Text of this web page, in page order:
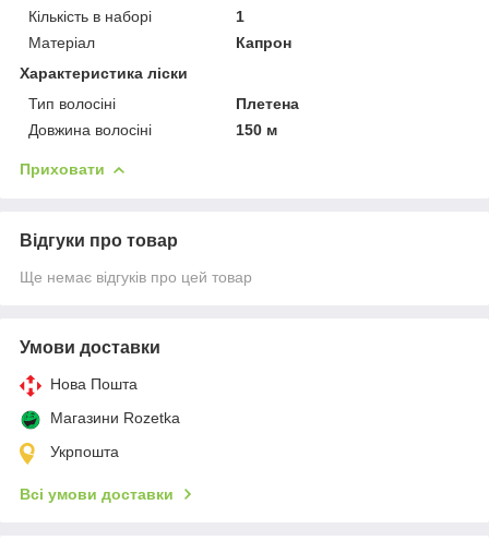
Кількість в наборі
1
Матеріал
Капрон
Характеристика ліски
Тип волосіні
Плетена
Довжина волосіні
150 м
Приховати
Відгуки про товар
Ще немає відгуків про цей товар
Умови доставки
Нова Пошта
Магазини Rozetka
Укрпошта
Всі умови доставки